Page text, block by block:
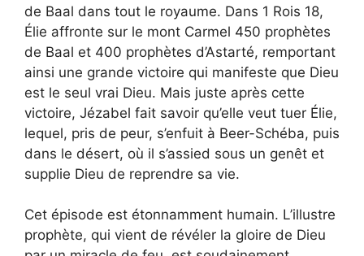
de Baal dans tout le royaume. Dans 1 Rois 18,
Élie affronte sur le mont Carmel 450 prophètes
de Baal et 400 prophètes d’Astarté, remportant
ainsi une grande victoire qui manifeste que Dieu
est le seul vrai Dieu. Mais juste après cette
victoire, Jézabel fait savoir qu’elle veut tuer Élie,
lequel, pris de peur, s’enfuit à Beer-Schéba, puis
dans le désert, où il s’assied sous un genêt et
supplie Dieu de reprendre sa vie.
Cet épisode est étonnamment humain. L’illustre
prophète, qui vient de révéler la gloire de Dieu